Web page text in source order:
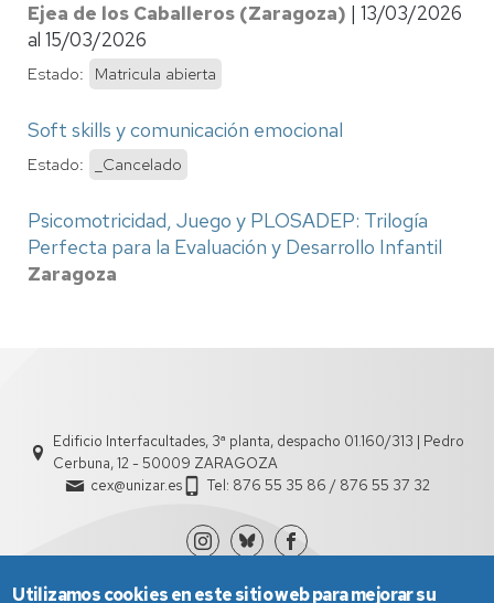
Ejea de los Caballeros (Zaragoza) | 13/03/2026
al 15/03/2026
Estado: Matricula abierta
Soft skills y comunicación emocional
Estado: _Cancelado
Psicomotricidad, Juego y PLOSADEP: Trilogía
Perfecta para la Evaluación y Desarrollo Infantil
Zaragoza
Edificio Interfacultades, 3ª planta, despacho 01.160/313 | Pedro
Cerbuna, 12 - 50009 ZARAGOZA
cex@unizar.es
Tel: 876 55 35 86 / 876 55 37 32
Utilizamos cookies en este sitio web para mejorar su